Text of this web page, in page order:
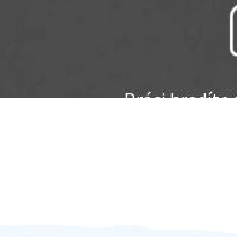
Práci hradíte